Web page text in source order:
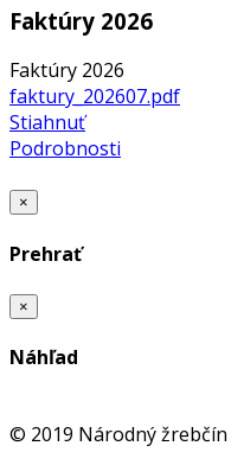
Faktúry 2026
Faktúry 2026
faktury_202607.pdf
Stiahnuť
Podrobnosti
×
Prehrať
×
Náhľad
© 2019 Národný